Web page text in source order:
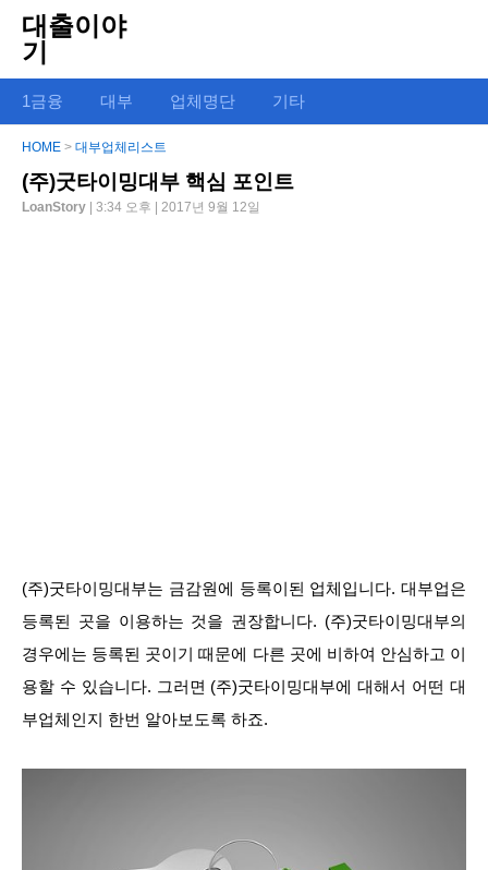
대출이야
기
1금융 대부 업체명단 기타
HOME > 대부업체리스트
(주)굿타이밍대부 핵심 포인트
LoanStory | 3:34 오후 | 2017년 9월 12일
(주)굿타이밍대부는 금감원에 등록이된 업체입니다. 대부업은
등록된 곳을 이용하는 것을 권장합니다. (주)굿타이밍대부의
경우에는 등록된 곳이기 때문에 다른 곳에 비하여 안심하고 이
용할 수 있습니다. 그러면 (주)굿타이밍대부에 대해서 어떤 대
부업체인지 한번 알아보도록 하죠.